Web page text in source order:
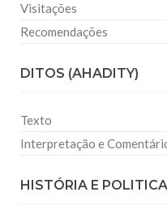
Visitações
Recomendações
DITOS (AHADITY)
Texto
Interpretação e
HISTÓRIA E POLITICA